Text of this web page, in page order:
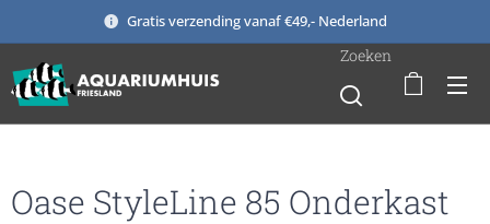
Gratis verzending vanaf €49,- Nederland
Zoeken
Oase StyleLine 85 Onderkast